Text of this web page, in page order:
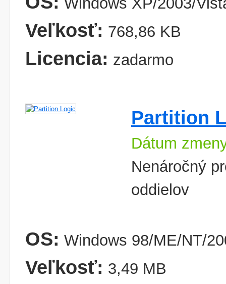
Veľkosť: 768,86 KB
Licencia: zadarmo
Partition
Dátum
Nenáročný
oddielov
OS: Windows 98/ME/NT/
Veľkosť: 3,49 MB